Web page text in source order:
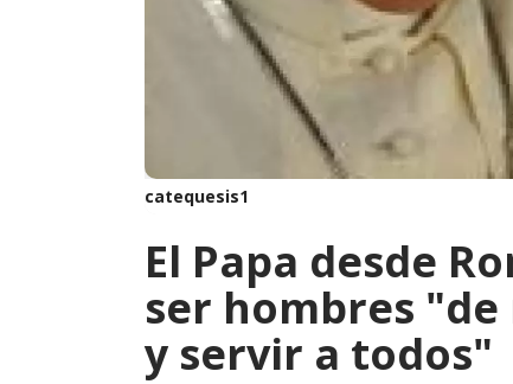
catequesis1
El Papa desde
ser hombres
y servir a todos"